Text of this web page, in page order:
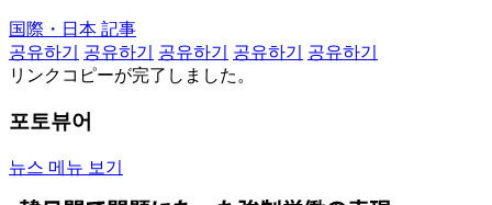
国際・日本 記事
공유하기
공유하기 공유하기 공유하기
공유하기
リンクコピーが完了しました。
포토뷰어
뉴스 메뉴 보기